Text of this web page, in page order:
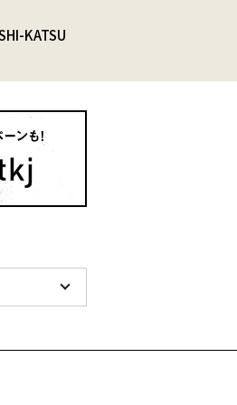
KATSU